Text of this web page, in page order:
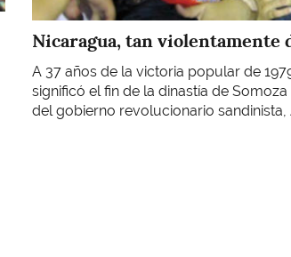
Nicaragua, tan violentamente
A 37 años de la victoria popular de
significó el fin de la dinastía de
del gobierno revolucionario sandinista,